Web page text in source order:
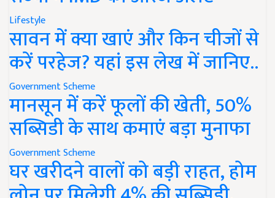
Lifestyle
सावन में क्या खाएं और किन चीजों से
करें परहेज? यहां इस लेख में जानिए..
Government Scheme
मानसून में करें फूलों की खेती, 50%
सब्सिडी के साथ कमाएं बड़ा मुनाफा
Government Scheme
घर खरीदने वालों को बड़ी राहत, होम